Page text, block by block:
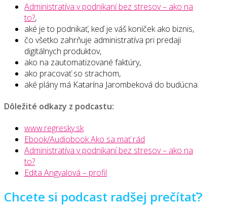
Administratíva v podnikaní bez stresov – ako na
to?,
aké je to podnikať, keď je váš koníček ako biznis,
čo všetko zahrňuje administratíva pri predaji
digitálnych produktov,
ako na zautomatizované faktúry,
ako pracovať so strachom,
aké plány má Katarína Jarombeková do budúcna.
Dôležité odkazy z podcastu:
www.regresky.sk
Ebook/Audiobook Ako sa mať rád
Administratíva v podnikaní bez stresov – ako na
to?
Edita Angyalová – profil
Chcete si podcast radšej prečítať?